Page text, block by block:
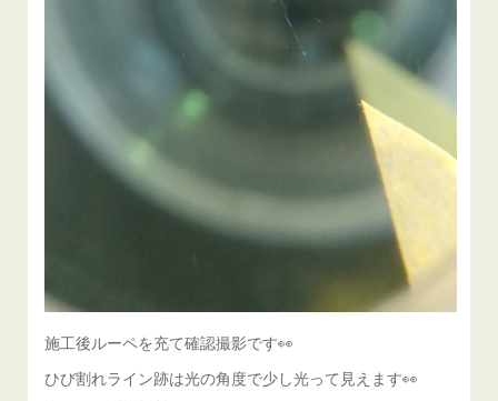
施工後ルーペを充て確認撮影です👀
ひび割れライン跡は光の角度で少し光って見えます👀